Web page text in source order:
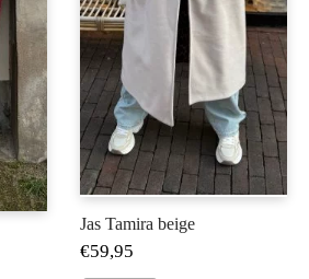
Jas Tamira beige
€59,95